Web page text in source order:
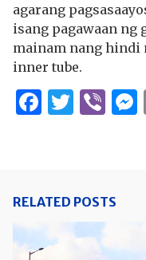
agarang
isang pagawaan ng
mainam nang hindi
inner tube.
RELATED POSTS